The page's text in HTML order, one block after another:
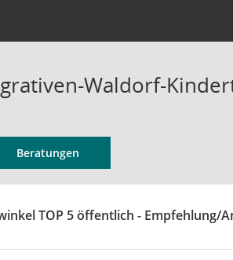
Waldorf-
Beratungen
TOP 5 öffentlich - Empfehlung/